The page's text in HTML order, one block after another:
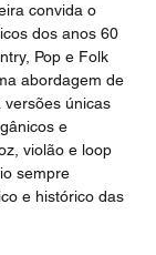
convida o
dos anos 60
Pop e Folk
abordagem de
versões únicas
e
violão e loop
sempre
e histórico das